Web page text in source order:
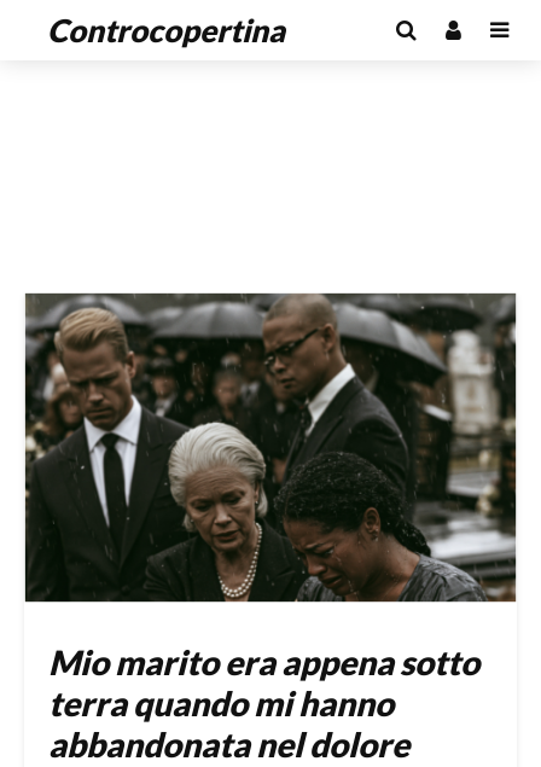
Controcopertina
Mio marito era appena sotto
terra quando mi hanno
abbandonata nel dolore